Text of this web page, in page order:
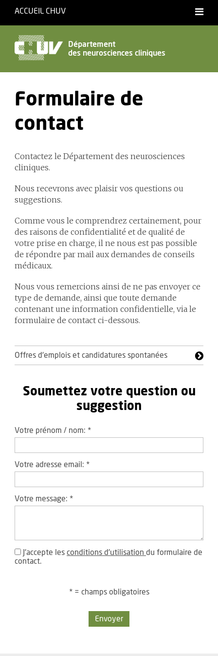
ACCUEIL CHUV
Français
Accessibilité
Département
des neurosciences cliniques
Formulaire de
contact
Contactez le Département des neurosciences
cliniques.
Nous recevrons avec plaisir vos questions ou
suggestions.
Comme vous le comprendrez certainement, pour
des raisons de confidentialité et de qualité de
votre prise en charge, il ne nous est pas possible
de répondre par mail aux demandes de conseils
médicaux.
Nous vous remercions ainsi de ne pas envoyer ce
type de demande, ainsi que toute demande
contenant une information confidentielle, via le
formulaire de contact ci-dessous.
Offres d'emplois et candidatures spontanées
Soumettez votre question ou
suggestion
Votre prénom / nom: *
Votre adresse email: *
Votre message: *
J'accepte les conditions d'utilisation du formulaire de
contact.
* = champs obligatoires
Envoyer